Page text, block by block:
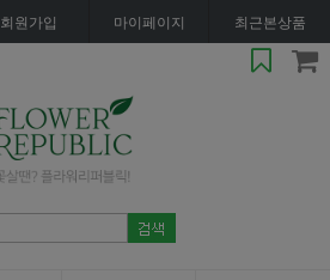
회원가입 마이페이지 최근본상품